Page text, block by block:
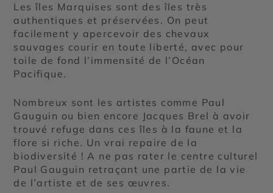
Les îles Marquises sont des îles très
authentiques et préservées. On peut
facilement y apercevoir des chevaux
sauvages courir en toute liberté, avec pour
toile de fond l’immensité de l’Océan
Pacifique.
Nombreux sont les artistes comme Paul
Gauguin ou bien encore Jacques Brel à avoir
trouvé refuge dans ces îles à la faune et la
flore si riche. Un vrai repaire de la
biodiversité ! A ne pas rater le centre culturel
Paul Gauguin retraçant une partie de la vie
de l’artiste et de ses œuvres.